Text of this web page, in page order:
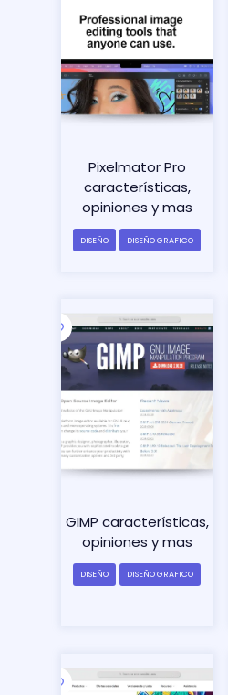
Pixelmator Pro
características,
opiniones y mas
DISEÑO DISEÑO GRAFICO
GIMP características,
opiniones y mas
DISEÑO DISEÑO GRAFICO